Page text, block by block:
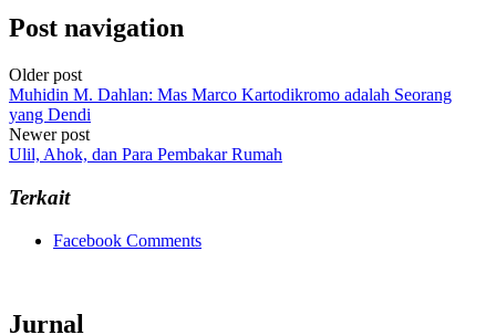
Post navigation
Older post
Muhidin M. Dahlan: Mas Marco Kartodikromo adalah Seorang
yang Dendi
Newer post
Ulil, Ahok, dan Para Pembakar Rumah
Terkait
Facebook Comments
Jurnal